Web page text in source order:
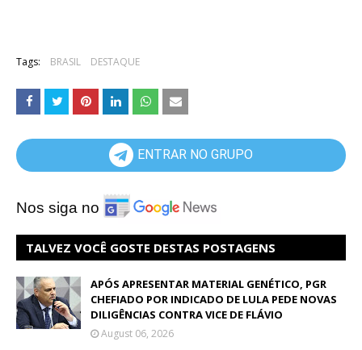
Tags: BRASIL DESTAQUE
ENTRAR NO GRUPO
Nos siga no
TALVEZ VOCÊ GOSTE DESTAS POSTAGENS
APÓS APRESENTAR MATERIAL GENÉTICO, PGR
CHEFIADO POR INDICADO DE LULA PEDE NOVAS
DILIGÊNCIAS CONTRA VICE DE FLÁVIO
August 06, 2026